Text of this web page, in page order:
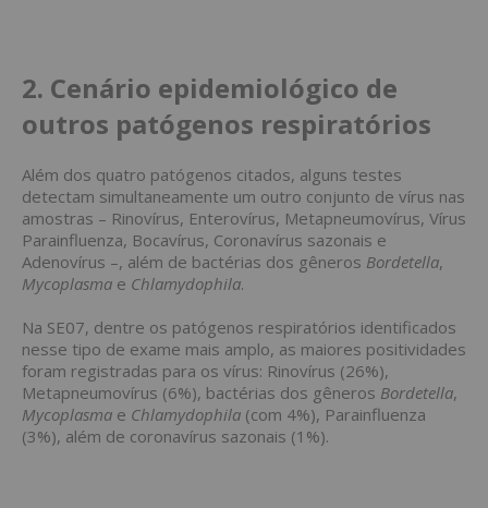
2. Cenário epidemiológico de
outros patógenos respiratórios
Além dos quatro patógenos citados, alguns testes
detectam simultaneamente um outro conjunto de vírus nas
amostras – Rinovírus, Enterovírus, Metapneumovírus, Vírus
Parainfluenza, Bocavírus, Coronavírus sazonais e
Adenovírus –, além de bactérias dos gêneros Bordetella,
Mycoplasma e Chlamydophila.
Na SE07, dentre os patógenos respiratórios identificados
nesse tipo de exame mais amplo, as maiores positividades
foram registradas para os vírus: Rinovírus (26%),
Metapneumovírus (6%), bactérias dos gêneros Bordetella,
Mycoplasma e Chlamydophila (com 4%), Parainfluenza
(3%), além de coronavírus sazonais (1%).